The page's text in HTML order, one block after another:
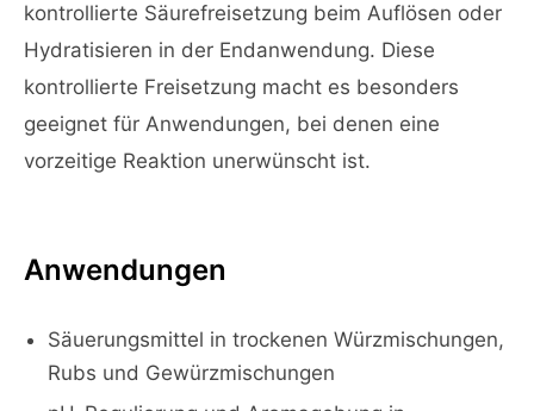
kontrollierte Säurefreisetzung beim Auflösen oder
Hydratisieren in der Endanwendung. Diese
kontrollierte Freisetzung macht es besonders
geeignet für Anwendungen, bei denen eine
vorzeitige Reaktion unerwünscht ist.
Anwendungen
Säuerungsmittel in trockenen Würzmischungen,
Rubs und Gewürzmischungen